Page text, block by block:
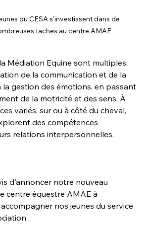
du CESA s'investissent dans de
taches au centre AMAE
Médiation Equine sont multiples,
de la communication et de la
la gestion des émotions, en passant
de la motricité et des sens. À
variés, sur ou à côté du cheval,
des compétences
relations interpersonnelles.
d'annoncer notre nouveau
centre équestre AMAE à
nos jeunes du service
.